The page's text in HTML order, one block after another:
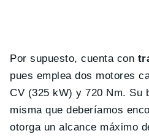
Por supuesto, cuenta con
pues emplea dos motores
CV (325 kW) y 720 Nm. Su
misma que deberíamos
otorga un alcance máximo